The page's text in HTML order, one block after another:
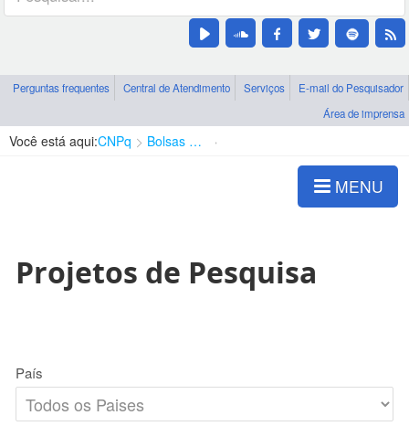
Perguntas frequentes Central de Atendimento Serviços
E-mail do Pesquisador
Área de imprensa
Você está aqui:CNPq Bolsas e Auxílios Vigentes
MENU
Projetos de Pesquisa
País